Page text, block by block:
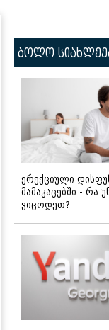
ბოლო
ერექციული
მამაკაცებში - რა
ვიცოდეთ?